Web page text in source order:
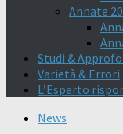
Annate
Studi &
Varietà & Errori
L’Esperto
News